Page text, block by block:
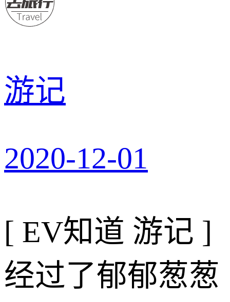
游记
2020-12-01
[ EV知道 游记 ]
经过了郁郁葱葱